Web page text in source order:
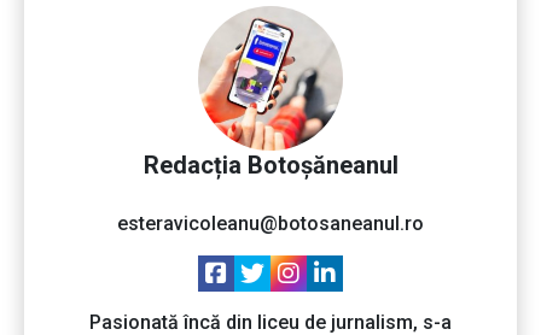
Redacția Botoșăneanul
esteravicoleanu@botosaneanul.ro
Pasionată încă din liceu de jurnalism, s-a